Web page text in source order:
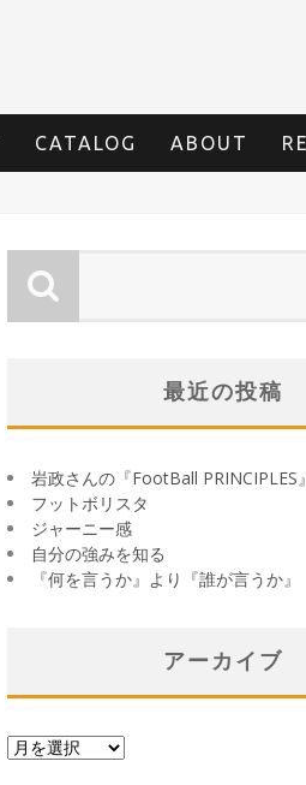
CATALOG ABOUT
最近の投稿
岩政さんの『FootBall PRINCIPLES
フットボリスタ
ジャーニー感
自分の強みを知る
『何を言うか』より『誰が言うか』
アーカイブ
ア